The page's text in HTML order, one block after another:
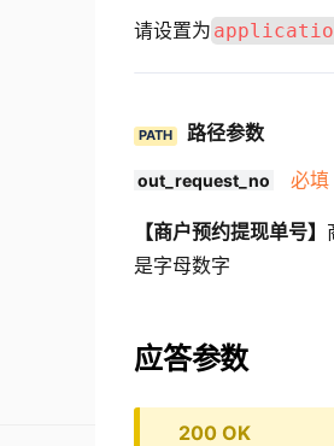
请设置为
PATH 路径参数
out_request_no 必填
【商户预约提现单号】
是字母数字
应答参数
200 OK